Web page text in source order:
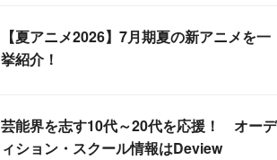
【夏アニメ2026】7月期夏の新アニメを一
挙紹介！
芸能界を志す10代～20代を応援！ オーデ
ィション・スクール情報はDeview